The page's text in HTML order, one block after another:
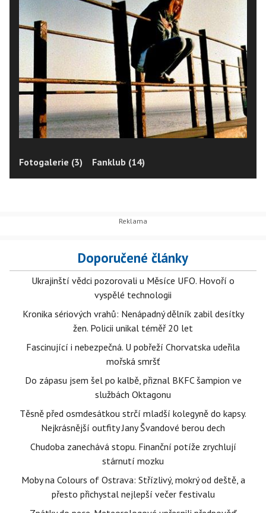
Fotogalerie (3) Fanklub (14)
Doporučené články
Ukrajinští vědci pozorovali u Měsíce UFO. Hovoří o
vyspělé technologii
Kronika sériových vrahů: Nenápadný dělník zabil desítky
žen. Policii unikal téměř 20 let
Fascinující i nebezpečná. U pobřeží Chorvatska udeřila
mořská smršť
Do zápasu jsem šel po kalbě, přiznal BKFC šampion ve
službách Oktagonu
Těsně před osmdesátkou strčí mladší kolegyně do kapsy.
Nejkrásnější outfity Jany Švandové berou dech
Chudoba zanechává stopu. Finanční potíže zrychlují
stárnutí mozku
Moby na Colours of Ostrava: Střízlivý, mokrý od deště, a
přesto přichystal nejlepší večer festivalu